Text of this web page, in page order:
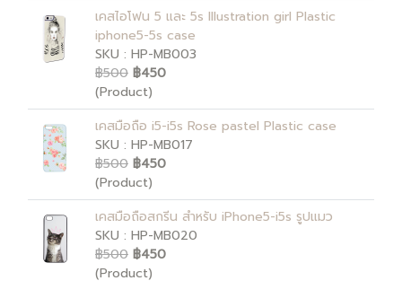
เคสไอโฟน 5 และ 5s Illustration girl Plastic
iphone5-5s case
SKU : HP-MB003
฿500 ฿450
(Product)
เคสมือถือ i5-i5s Rose pastel Plastic case
SKU : HP-MB017
฿500 ฿450
(Product)
เคสมือถือสกรีน สำหรับ iPhone5-i5s รูปแมว
SKU : HP-MB020
฿500 ฿450
(Product)